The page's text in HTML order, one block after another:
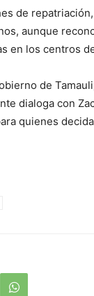
de
aunque
en los centros
de
dialoga con
quienes